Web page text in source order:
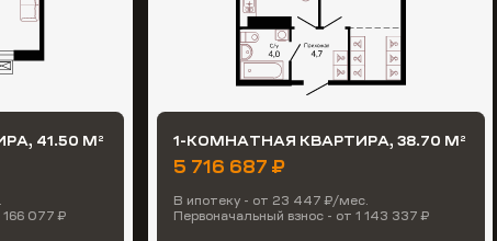
41.50 М2
166 077 ₽
1-КОМНАТНАЯ КВАРТИРА, 38.70 М 2
5 716 687 ₽
В ипотеку - от 23 447 ₽/мес.
Первоначальный взнос - от 1 143 337 ₽